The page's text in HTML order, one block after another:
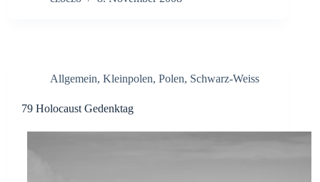
Allgemein, Kleinpolen, Polen, Schwarz-Weiss
79 Holocaust Gedenktag